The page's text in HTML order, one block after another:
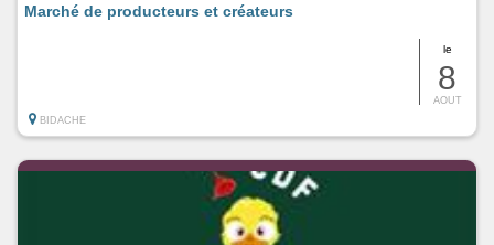
le
8
AOUT
Marché de producteurs et créateurs
BIDACHE